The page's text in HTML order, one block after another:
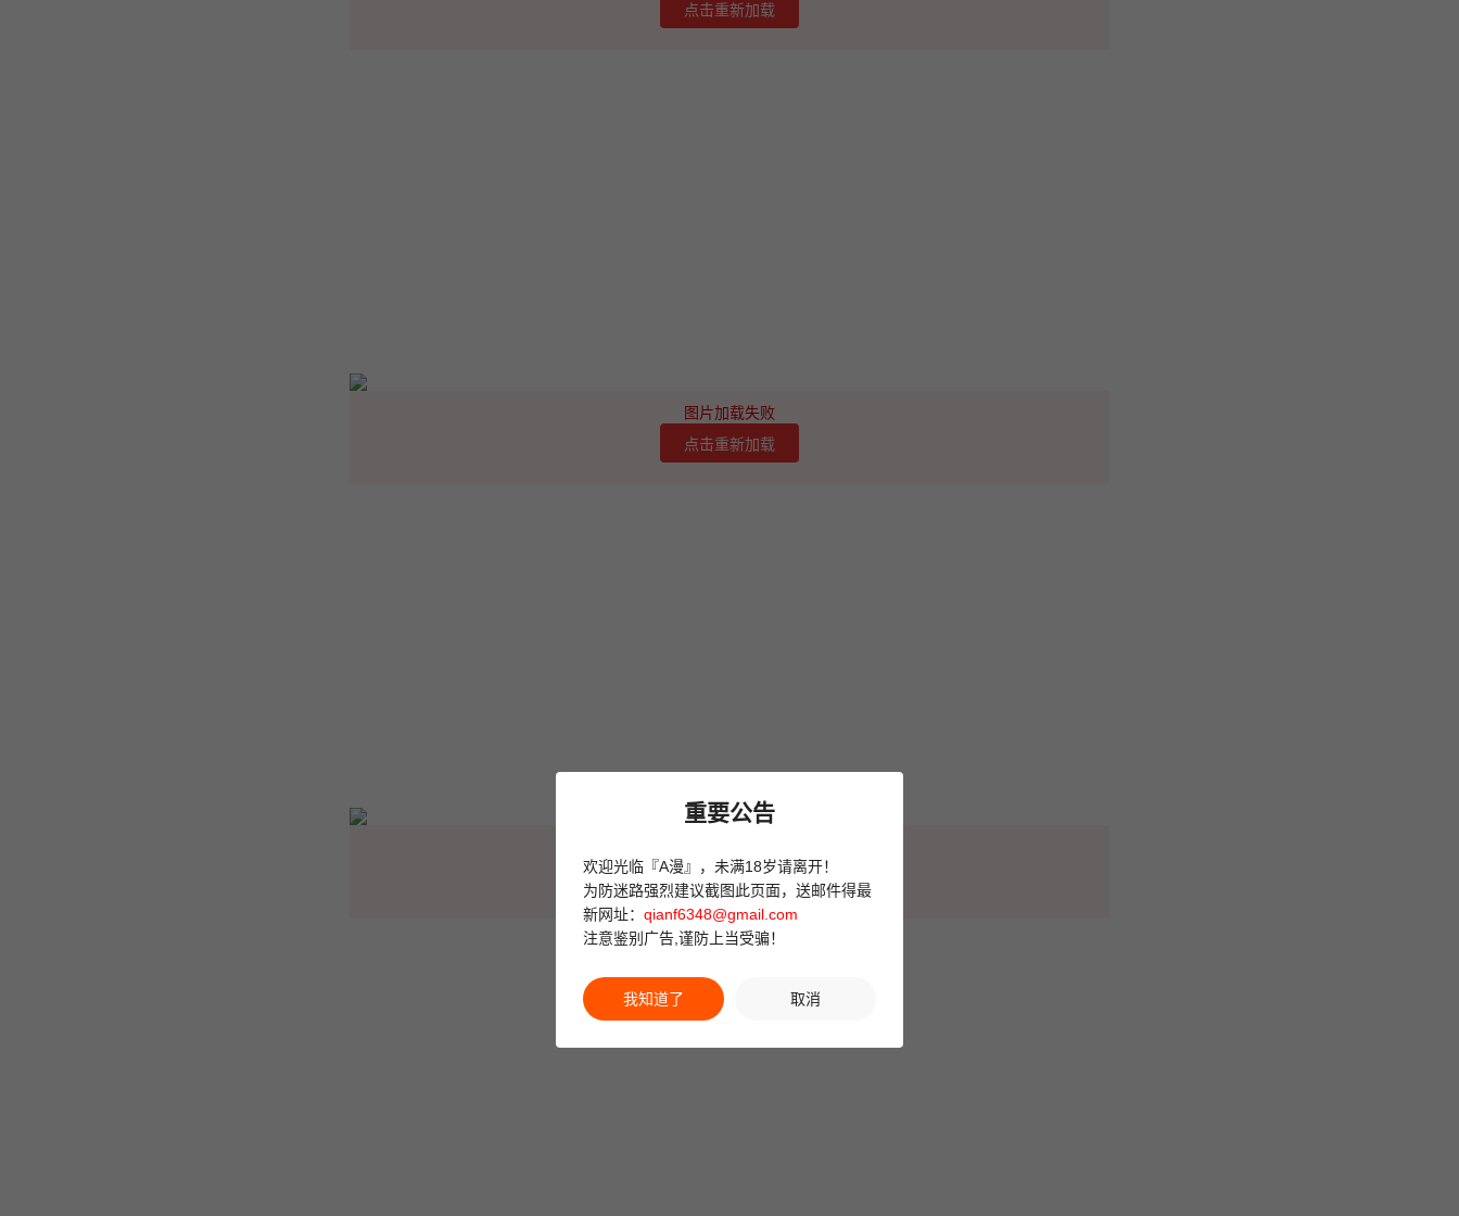
点击重新加载
图片加载失败
点击重新加载
点击重新加载
重要公告
欢迎光临『A漫』，未满18岁请离开！
为防迷路强烈建议截图此页面，送邮件得最
新网址： qianf6348@gmail.com
注意鉴别广告,谨防上当受骗！
我知道了 取消